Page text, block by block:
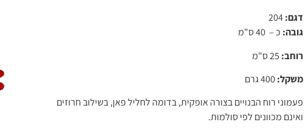
דגם:204
גובה: כ – 40 ס"מ
רוחב:
משקל:400 גרם
פעמוני רוח הבנויים בצורה אופקית, בדומה לחליל פאן, בשילוב חרוזים
ואינם מכוונים לפי סולמות.